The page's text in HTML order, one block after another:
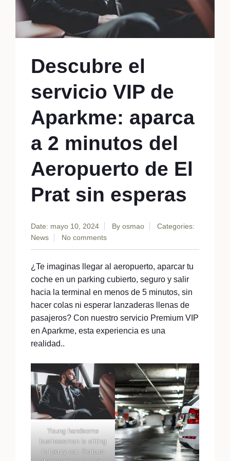
Descubre el
servicio VIP de
Aparkme: aparca
a 2 minutos del
Aeropuerto de El
Prat sin esperas
Date: mayo 10, 2024 By osmao
Categories:
News
No comments
¿Te imaginas llegar al aeropuerto, aparcar tu
coche en un parking cubierto, seguro y salir
hacia la terminal en menos de 5 minutos, sin
hacer colas ni esperar lanzaderas llenas de
pasajeros? Con nuestro servicio Premium VIP
en Aparkme, esta experiencia es una
realidad..
Young handsome
businessman is sitting
in luxury car. Serious